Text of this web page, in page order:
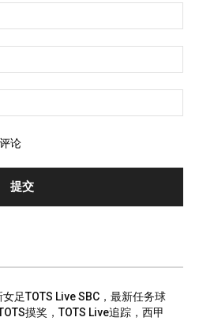
论
女足TOTS Live SBC，最新任务球
摸奖，TOTS Live追踪，西甲